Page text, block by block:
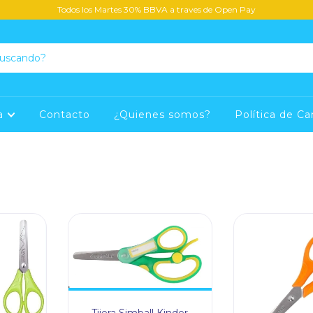
Todos los Martes 30% BBVA a traves de Open Pay
Contacto ¿Quienes somos? Política de